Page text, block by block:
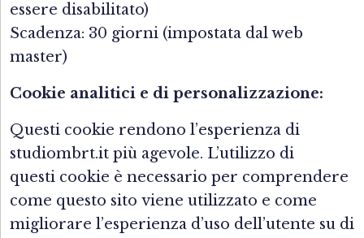
essere disabilitato)
Scadenza: 30 giorni (impostata dal web
master)
Cookie analitici e di personalizzazione:
Questi cookie rendono l’esperienza di
studiombrt.it più agevole. L’utilizzo di
questi cookie è necessario per comprendere
come questo sito viene utilizzato e come
migliorare l’esperienza d’uso dell’utente su di